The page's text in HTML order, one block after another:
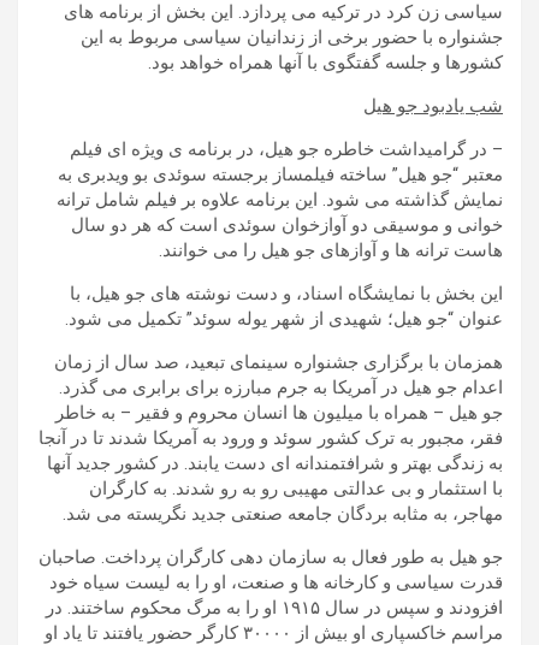
سیاسی زن کرد در ترکیه می پردازد. این بخش از برنامه های
جشنواره با حضور برخی از زندانیان سیاسی مربوط به این
کشورها و جلسه گفتگوی با آنها همراه خواهد بود.
شب یادبود جو هیل
– در گرامیداشت خاطره جو هیل، در برنامه ی ویژه ای فیلم
معتبر “جو هیل” ساخته فیلمساز برجسته سوئدی بو ویدبری به
نمایش گذاشته می شود. این برنامه علاوه بر فیلم شامل ترانه
خوانی و موسیقی دو آوازخوان سوئدی است که هر دو سال
هاست ترانه ها و آوازهای جو هیل را می خوانند.
این بخش با نمایشگاه اسناد، و دست نوشته های جو هیل، با
عنوان “جو هیل؛ شهیدی از شهر یوله سوئد” تکمیل می شود.
همزمان با برگزاری جشنواره سینمای تبعید، صد سال از زمان
اعدام جو هیل در آمریکا به جرم مبارزه برای برابری می گذرد.
جو هیل – همراه با میلیون ها انسان محروم و فقیر – به خاطر
فقر، مجبور به ترک کشور سوئد و ورود به آمریکا شدند تا در آنجا
به زندگی بهتر و شرافتمندانه ای دست یابند. در کشور جدید آنها
با استثمار و بی عدالتی مهیبی رو به رو شدند. به کارگران
مهاجر، به مثابه بردگان جامعه صنعتی جدید نگریسته می شد.
جو هیل به طور فعال به سازمان دهی کارگران پرداخت. صاحبان
قدرت سیاسی و کارخانه ها و صنعت، او را به لیست سیاه خود
افزودند و سپس در سال ۱۹۱۵ او را به مرگ محکوم ساختند. در
مراسم خاکسپاری او بیش از ۳۰۰۰۰ کارگر حضور یافتند تا یاد او